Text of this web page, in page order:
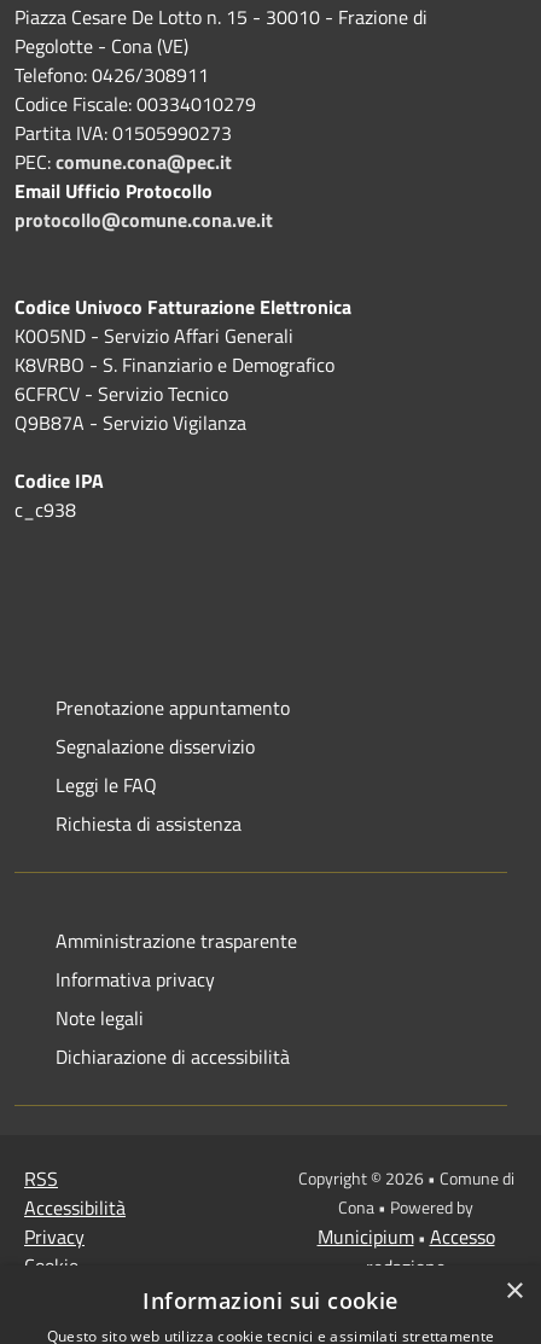
Piazza Cesare De Lotto n. 15 - 30010 - Frazione di
Pegolotte - Cona (VE)
Telefono: 0426/308911
Codice Fiscale: 00334010279
Partita IVA: 01505990273
PEC:comune.cona@pec.it
Email Ufficio Protocollo
protocollo@comune.cona.ve.it
Codice Univoco Fatturazione Elettronica
K0O5ND - Servizio Affari Generali
K8VRBO - S. Finanziario e Demografico
6CFRCV - Servizio Tecnico
Q9B87A - Servizio Vigilanza
Codice IPA
c_c938
Prenotazione appuntamento
Segnalazione disservizio
Leggi le FAQ
Richiesta di assistenza
Amministrazione trasparente
Informativa privacy
Note legali
Dichiarazione di accessibilità
RSS
Accessibilità
Privacy
Cookie
MISSIONE 2 Rivoluzione
Copyright © 2026 • Comune di
Cona • Powered by
Municipium• Accesso
redazione
×
Informazioni sui cookie
Questo sito web utilizza cookie tecnici e assimilati strettamente